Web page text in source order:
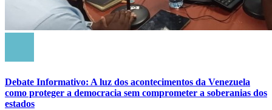
Debate Informativo: A luz dos acontecimentos da Venezuela
como proteger a democracia sem comprometer a soberanias dos
estados